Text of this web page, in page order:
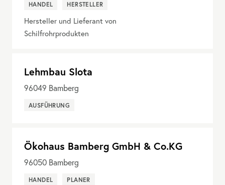
HANDEL HERSTELLER
Hersteller und Lieferant von
Schilfrohrprodukten
Lehmbau Slota
96049 Bamberg
AUSFÜHRUNG
Ökohaus Bamberg GmbH & Co.KG
96050 Bamberg
HANDEL PLANER